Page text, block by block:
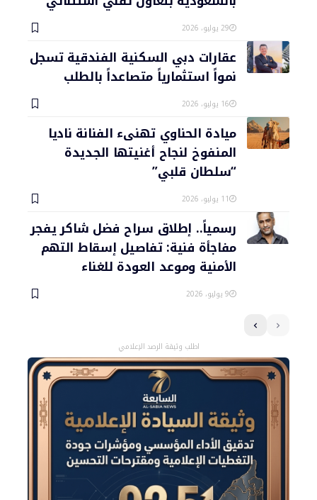
29 يوليو، 2026
عقارات دبي السكنية الفندقية تسجل
نمواً استثمارياً متصاعداً بالطلب
16 يوليو، 2026
ميادة الحناوي تهنىء الفنانة ناديا
المنفوخ لنجاح أغنيتها الجديدة
“سلطان قلبي”
11 يوليو، 2026
رسمياً.. إطلاق سراح فضل شاكر يفجر
مفاجأة فنية: تفاصيل إسقاط التهم
الأمنية وموعد العودة للغناء
9 يوليو، 2026
اطلب وثيقة الرصد الإعلامي